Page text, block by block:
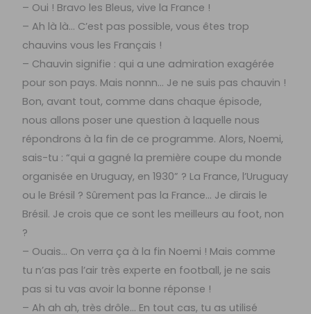
– Oui ! Bravo les Bleus, vive la France !
– Ah là là… C’est pas possible, vous êtes trop
chauvins vous les Français !
– Chauvin signifie : qui a une admiration exagérée
pour son pays. Mais nonnn… Je ne suis pas chauvin !
Bon, avant tout, comme dans chaque épisode,
nous allons poser une question à laquelle nous
répondrons à la fin de ce programme. Alors, Noemi,
sais-tu : “qui a gagné la première coupe du monde
organisée en Uruguay, en 1930” ? La France, l’Uruguay
ou le Brésil ? Sûrement pas la France… Je dirais le
Brésil. Je crois que ce sont les meilleurs au foot, non
?
– Ouais… On verra ça à la fin Noemi ! Mais comme
tu n’as pas l’air très experte en football, je ne sais
pas si tu vas avoir la bonne réponse !
– Ah ah ah, très drôle… En tout cas, tu as utilisé